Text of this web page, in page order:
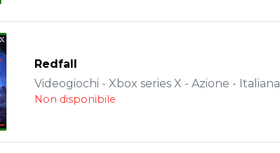
Redfall
Videogiochi - Xbox series X - Azione - Italiana
Non disponibile